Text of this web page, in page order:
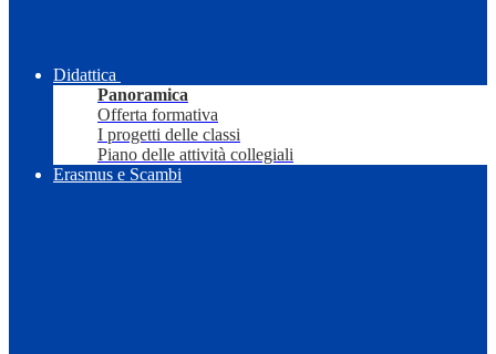
Didattica
Panoramica
Offerta formativa
I progetti delle classi
Piano delle attività collegiali
Erasmus e Scambi